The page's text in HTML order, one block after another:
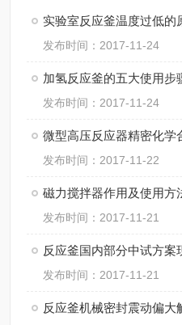
实验室反应釜温度过低的
发布时间：2017-11-24
加氢反应釜的五大使用步
发布时间：2017-11-24
微型高压反应器精密化学
发布时间：2017-11-22
磁力搅拌器作用及使用方
发布时间：2017-11-21
反应釜国内部分中试方案
发布时间：2017-11-21
反应釜机械密封震动偏大